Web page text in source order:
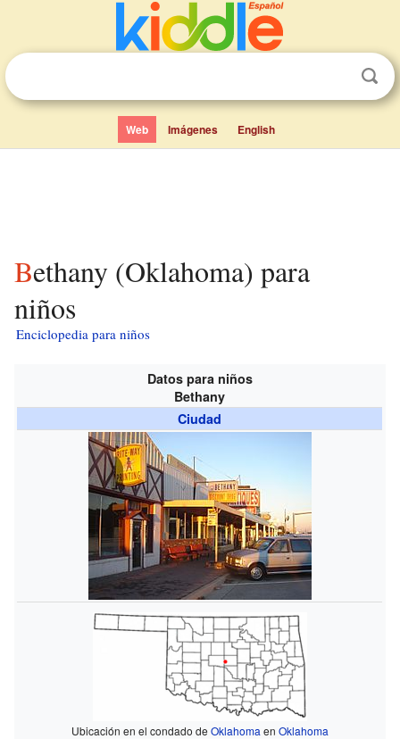
Web Imágenes English
Bethany (Oklahoma) para
niños
Enciclopedia para niños
Datos para niños
Bethany
Ciudad
Ubicación en el condado de Oklahoma en Oklahoma